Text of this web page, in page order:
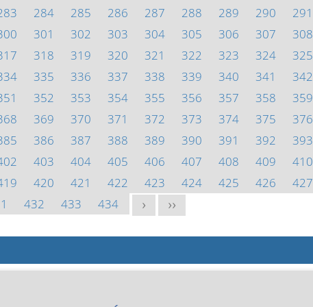
284 285 286 287 288 289 290 291
301 302 303 304 305 306 307 308
318 319 320 321 322 323 324 325
335 336 337 338 339 340 341 342
352 353 354 355 356 357 358 359
369 370 371 372 373 374 375 376
386 387 388 389 390 391 392 393
403 404 405 406 407 408 409 410
420 421 422 423 424 425 426 427
432 433 434 > >>